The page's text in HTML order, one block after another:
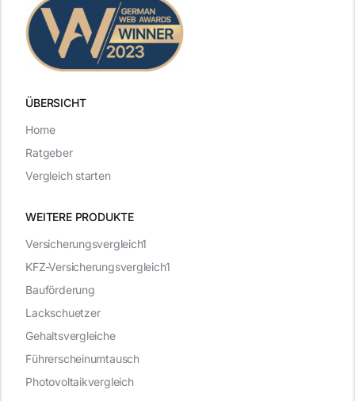
ÜBERSICHT
WEITERE PRODUKTE
Versicherungsvergleich1
KFZ-Versicherungsvergleich1
Bauförderung
Lackschuetzer
Gehaltsvergleiche
Führerscheinumtausch
Photovoltaikvergleich
Home
Ratgeber
Vergleich starten